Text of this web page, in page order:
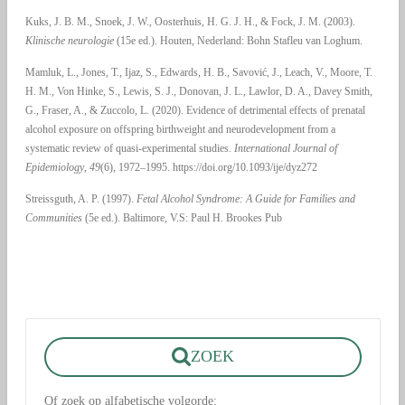
Kuks, J. B. M., Snoek, J. W., Oosterhuis, H. G. J. H., & Fock, J. M. (2003).
Klinische neurologie(15e ed.). Houten, Nederland: Bohn Stafleu van Loghum.
Mamluk, L., Jones, T., Ijaz, S., Edwards, H. B., Savović, J., Leach, V., Moore, T.
H. M., Von Hinke, S., Lewis, S. J., Donovan, J. L., Lawlor, D. A., Davey Smith,
G., Fraser, A., & Zuccolo, L. (2020). Evidence of detrimental effects of prenatal
alcohol exposure on offspring birthweight and neurodevelopment from a
systematic review of quasi-experimental studies. International Journal of
Epidemiology, 49(6), 1972–1995. https://doi.org/10.1093/ije/dyz272
Streissguth, A. P. (1997). Fetal Alcohol Syndrome: A Guide for Families and
Communities(5e ed.). Baltimore, V.S: Paul H. Brookes Pub
ZOEK
Of zoek op alfabetische volgorde: